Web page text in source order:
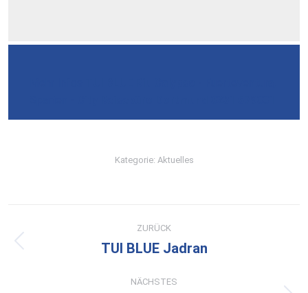
Kategorie: Aktuelles
Kommentarnavigation
ZURÜCK
Vorheriger
TUI BLUE Jadran
NÄCHSTES